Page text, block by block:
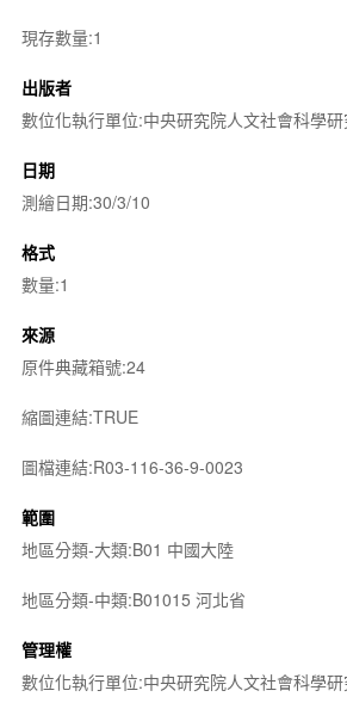
現存數量:1
出版者
數位化執行單位:中央研究院人文社會科學
日期
測繪日期:30/3/10
格式
數量:1
來源
原件典藏箱號:24
縮圖連結:TRUE
圖檔連結:R03-116-36-9-0023
範圍
地區分類-大類:B01 中國大陸
地區分類-中類:B01015 河北省
管理權
數位化執行單位:中央研究院人文社會科學